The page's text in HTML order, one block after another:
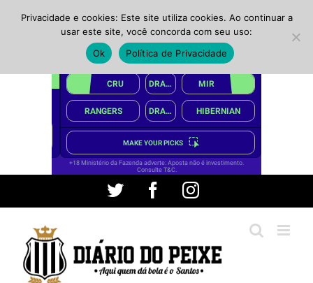
conteúdo
Twitter FacebookInstagram
Privacidade e cookies: Este site utiliza cookies. Ao continuar a
usar este site, você concorda com seu uso:
Ok
Política de Privacidade